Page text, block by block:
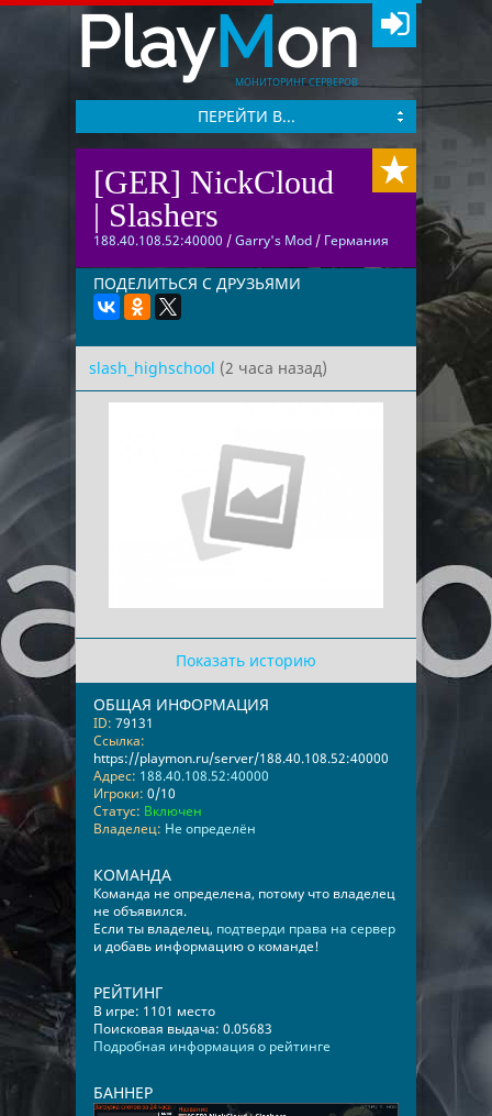
PlayMon
МОНИТОРИНГ СЕРВЕРОВ
ПЕРЕЙТИ В...
[GER] NickCloud
| Slashers
188.40.108.52:40000 /Garry's Mod / Германия
ПОДЕЛИТЬСЯ С ДРУЗЬЯМИ
slash_highschool (2 часа назад)
Показать историю
ОБЩАЯ ИНФОРМАЦИЯ
ID: 79131
Ссылка:
https://playmon.ru/server/188.40.108.52:40000
Адрес: 188.40.108.52:40000
Игроки: 0/10
Статус: Включен
Владелец: Не определён
КОМАНДА
Команда не определена, потому что владелец
не объявился.
Если ты владелец, подтверди права на сервер
и добавь информацию о команде!
РЕЙТИНГ
В игре: 1101 место
Поисковая выдача: 0.05683
Подробная информация о рейтинге
БАННЕР